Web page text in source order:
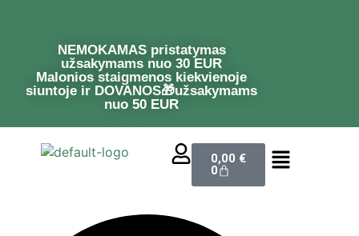
NEMOKAMAS pristatymas
užsakymams nuo 30 EUR
Malonios staigmenos kiekvienoje
siuntoje ir DOVANOS🎁užsakymams
nuo 50 EUR
0,00 €
0